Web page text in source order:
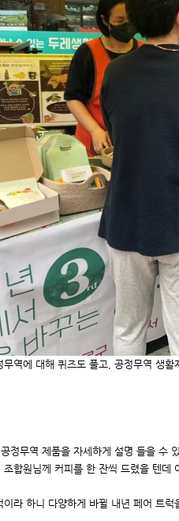
역에 대해 퀴즈도 풀고, 공정무역 생활
정무역 제품을 자세하게 설명 들을 수
합원님께 커피를 한 잔씩 드렸을 텐데
라 하니 다양하게 바뀔 내년 페어 트럭